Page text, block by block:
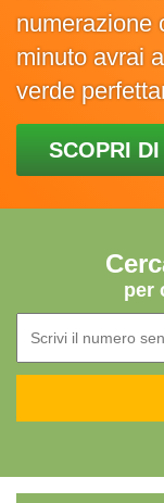
numerazione
minuto avrai
verde
SCOPRI
per